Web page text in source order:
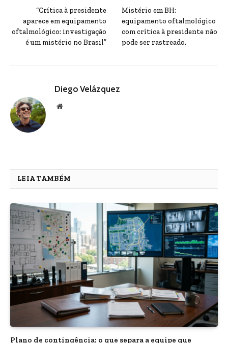
“Crítica à presidente
aparece em equipamento
oftalmológico: investigação
é um mistério no Brasil”
Mistério em BH:
equipamento oftalmológico
com crítica à presidente não
pode ser rastreado.
Diego Velázquez
Website
LEIA TAMBÉM
Plano de contingência: o que separa a equipe que